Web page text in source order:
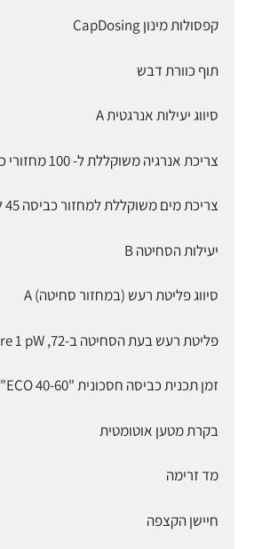
קפסולות מינון CapDosing
תוף כוורת דבש
סיווג יעילות אנרגטית A
צריכת אנרגיה משוקללת ל- 100 מחזורי כביסה 51 קווט"ש
צריכת מים משוקללת למחזור כביסה 45 ל'
יעילות הסחיטה B
סיווג פליטת רעש (במחזור סחיטה) A
פליטת רעש בעת הסחיטה ב-dB(A) re 1 pW ,72
זמן תכנית כביסה חסכונית "ECO 40-60" במטען כבסים נקוב- 199
בקרת מטען אוטומטית
מד זרימה
חיישן הקצפה